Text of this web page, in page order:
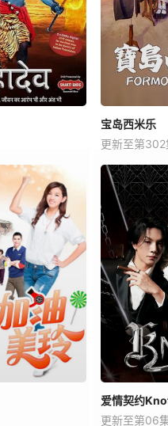
宝岛西米乐
更新至第302
爱情契约
更新至第06